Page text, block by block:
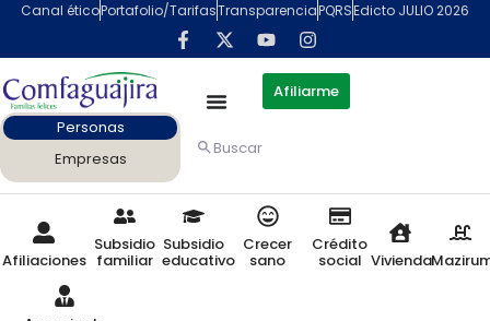
Canal éticoPortafolio/TarifasTransparenciaPQRSEdicto JULIO 2026
Afiliarme
Personas
Empresas
Buscar
Afiliaciones
Subsidio
familiar
Subsidio
educativo
Crecer
sano
Crédito
social Vivienda